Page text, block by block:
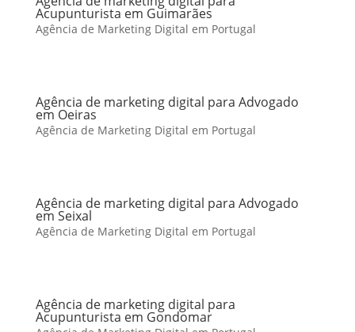
Acupunturista em Guimarães
Agência de Marketing Digital em Portugal
Agência de marketing digital para Advogado
em Oeiras
Agência de Marketing Digital em Portugal
Agência de marketing digital para Advogado
em Seixal
Agência de Marketing Digital em Portugal
Agência de marketing digital para
Acupunturista em Gondomar